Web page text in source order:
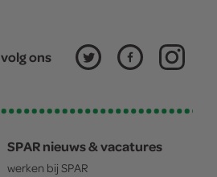
volg ons
SPAR nieuws & vacatures
werken bij SPAR